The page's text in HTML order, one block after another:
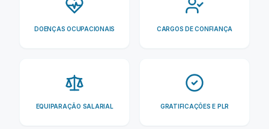
DOENÇAS OCUPACIONAIS CARGOS DE CONFIANÇA
EQUIPARAÇÃO SALARIAL GRATIFICAÇÕES E PLR